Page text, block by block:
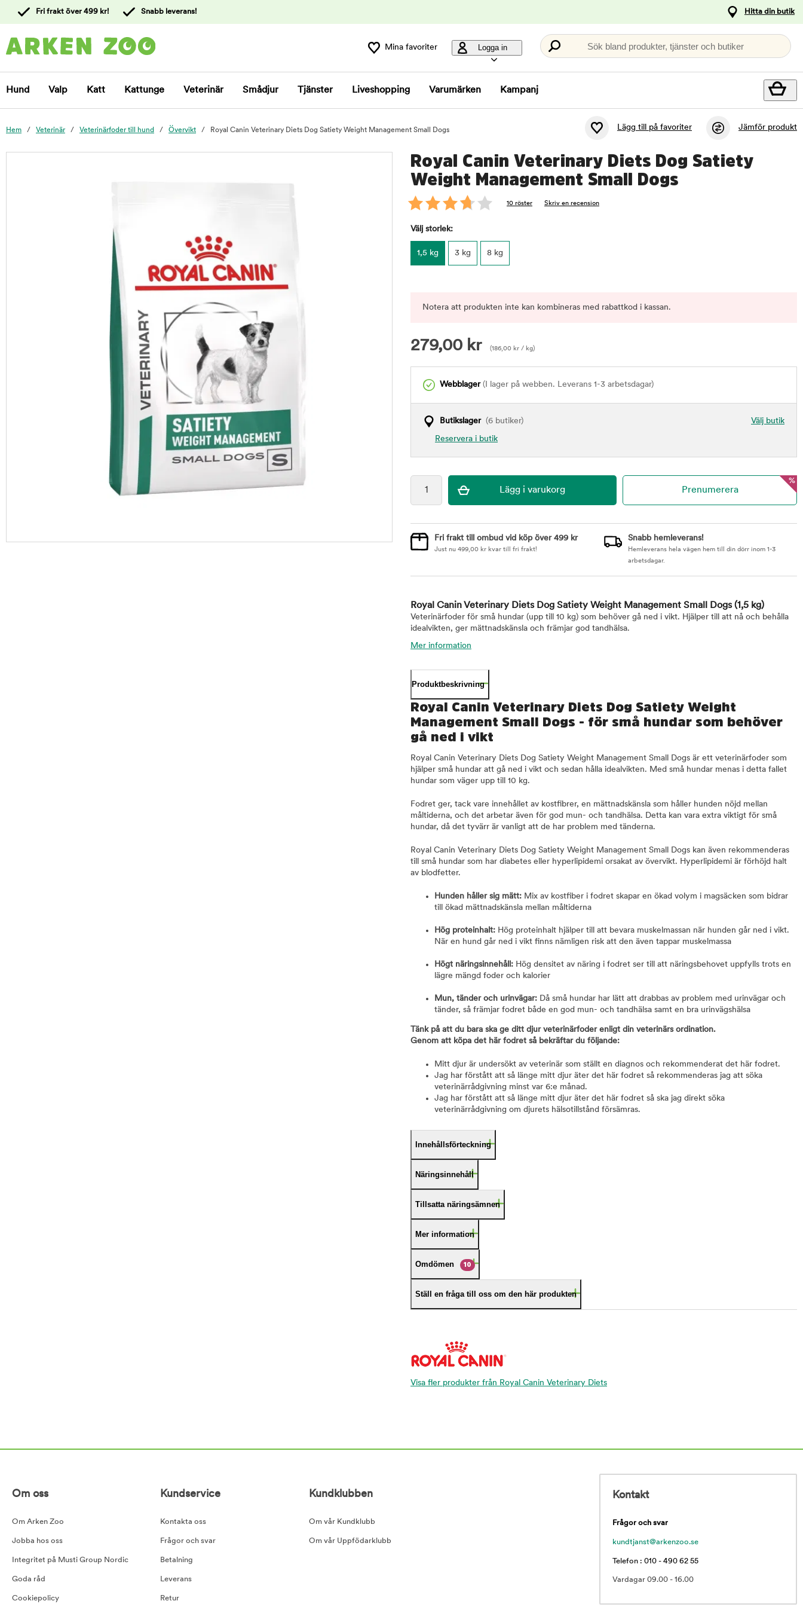
kundtjänst
Fri frakt över 499 kr! Snabb leverans! Hitta din butik
Mina favoriter Logga in Sök bland produkter, tjänster och butiker
Hund Valp Katt Kattunge Veterinär Smådjur Tjänster Liveshopping Varumärken Kampanj
Hem Veterinär Veterinärfoder till hund Övervikt Royal Canin Veterinary Diets Dog Satiety Weight Management Small Dogs Lägg till på favoriter Jämför produkt
Royal Canin Veterinary Diets Dog Satiety
Weight Management Small Dogs
10 röster Skriv en recension
Välj storlek:
1,5 kg 3 kg 8 kg
Notera att produkten inte kan kombineras med rabattkod i kassan.
279,00 kr (186,00 kr / kg)
Webblager(I lager på webben. Leverans 1-3 arbetsdagar)
Välj butik
Butikslager(6 butiker)
Reservera i butik
%
Fri frakt till ombud vid köp över 499 kr
Just nu 499,00 kr kvar till fri frakt!
Snabb hemleverans!
Hemleverans hela vägen hem till din dörr inom 1-3
arbetsdagar.
Royal Canin Veterinary Diets Dog Satiety Weight Management Small Dogs(1,5 kg)
Veterinärfoder för små hundar (upp till 10 kg) som behöver gå ned i vikt. Hjälper till att nå och behålla
idealvikten, ger mättnadskänsla och främjar god tandhälsa.
Mer information
Produktbeskrivning
Royal Canin Veterinary Diets Dog Satiety Weight
Management Small Dogs - för små hundar som behöver
gå ned i vikt
Royal Canin Veterinary Diets Dog Satiety Weight Management Small Dogs är ett veterinärfoder som
hjälper små hundar att gå ned i vikt och sedan hålla idealvikten. Med små hundar menas i detta fallet
hundar som väger upp till 10 kg.
Fodret ger, tack vare innehållet av kostfibrer, en mättnadskänsla som håller hunden nöjd mellan
måltiderna, och det arbetar även för god mun- och tandhälsa. Detta kan vara extra viktigt för små
hundar, då det tyvärr är vanligt att de har problem med tänderna.
Royal Canin Veterinary Diets Dog Satiety Weight Management Small Dogs kan även rekommenderas
till små hundar som har diabetes eller hyperlipidemi orsakat av övervikt. Hyperlipidemi är förhöjd halt
av blodfetter.
Hunden håller sig mätt: Mix av kostfiber i fodret skapar en ökad volym i magsäcken som bidrar
till ökad mättnadskänsla mellan måltiderna
Hög proteinhalt: Hög proteinhalt hjälper till att bevara muskelmassan när hunden går ned i vikt.
När en hund går ned i vikt finns nämligen risk att den även tappar muskelmassa
Högt näringsinnehåll: Hög densitet av näring i fodret ser till att näringsbehovet uppfylls trots en
lägre mängd foder och kalorier
Mun, tänder och urinvägar: Då små hundar har lätt att drabbas av problem med urinvägar och
tänder, så främjar fodret både en god mun- och tandhälsa samt en bra urinvägshälsa
Tänk på att du bara ska ge ditt djur veterinärfoder enligt din veterinärs ordination.
Genom att köpa det här fodret så bekräftar du följande:
Mitt djur är undersökt av veterinär som ställt en diagnos och rekommenderat det här fodret.
Jag har förstått att så länge mitt djur äter det här fodret så rekommenderas jag att söka
veterinärrådgivning minst var 6:e månad.
Jag har förstått att så länge mitt djur äter det här fodret så ska jag direkt söka
veterinärrådgivning om djurets hälsotillstånd försämras.
Innehållsförteckning
Näringsinnehåll
Tillsatta näringsämnen
Mer information
Omdömen 10
Ställ en fråga till oss om den här produkten
Visa fler produkter från Royal Canin Veterinary Diets
Om oss
Om Arken Zoo
Jobba hos oss
Integritet på Musti Group Nordic
Goda råd
Cookiepolicy
Kundservice
Kontakta oss
Frågor och svar
Betalning
Leverans
Retur
Kundklubben
Om vår Kundklubb
Om vår Uppfödarklubb
Kontakt
Frågor och svar
kundtjanst@arkenzoo.se
Telefon : 010 - 490 62 55
Vardagar 09.00 - 16.00